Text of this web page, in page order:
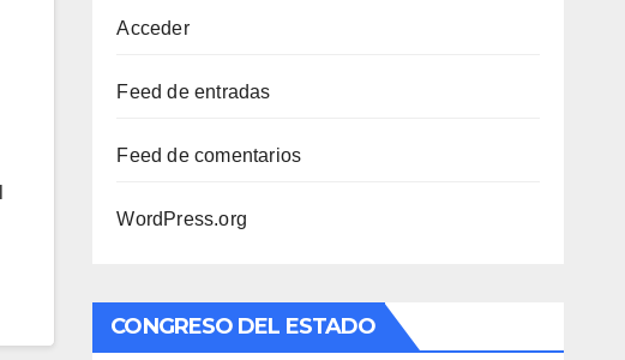
Acceder
Feed de entradas
Feed de comentarios
WordPress.org
CONGRESO DEL ESTADO